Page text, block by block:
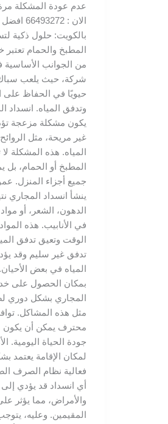
عدم عودة المشكلة
الان :
بالكويت: حلول ذكية
المطبخ والحمام
من الجوانب الأساسية
شركة، حيث يلعب سباك
حيويًا في الحفاظ على
وتدفق المياه. انسداد
يكون مشكلة مزعجة
غير مريحة، مثل
المياه. هذه المشكلة
المطبخ أو الحمام، بل
جميع أجزاء المنزل.
ينشأ انسداد المجاري
الدهون، الشعر، أو
في الأنابيب. هذه
الوقت وتعيق تدفق
تدفق غير سليم وقد
المياه في بعض
بمكان الحصول على
المجاري بشكل دوري
مثل هذه المشاكل.
محترف يمكن أن يكون
جودة الحياة اليومية.
لمكان الإقامة يعتمد
فعالية نظام الصرف
أي انسداد قد يؤدي
والأمراض، مما يؤثر
المقيمين. وعليه،